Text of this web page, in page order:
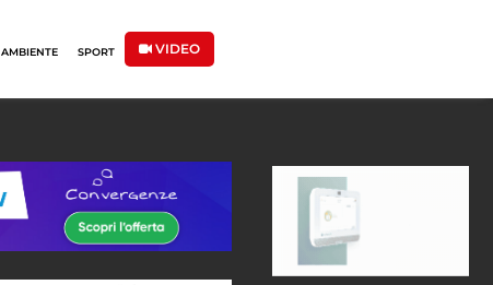
AMBIENTE SPORT VIDEO